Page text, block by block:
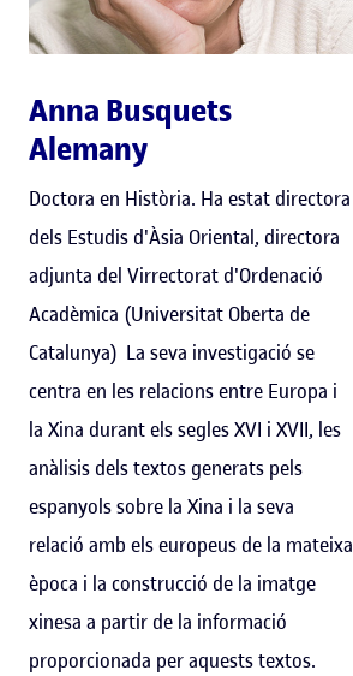
Anna Busquets
Alemany
Doctora en Història. Ha estat directora
dels Estudis d'Àsia Oriental, directora
adjunta del Virrectorat d'Ordenació
Acadèmica (Universitat Oberta de
Catalunya) La seva investigació se
centra en les relacions entre Europa i
la Xina durant els segles XVI i XVII, les
anàlisis dels textos generats pels
espanyols sobre la Xina i la seva
relació amb els europeus de la mateixa
època i la construcció de la imatge
xinesa a partir de la informació
proporcionada per aquests textos.